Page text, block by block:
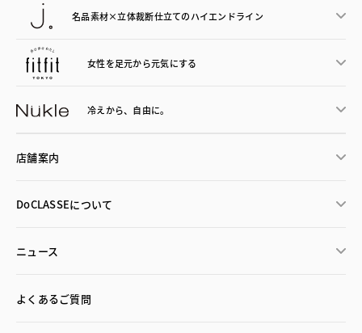
名品素材×立体裁断仕立てのハイエンドライン
女性を足元から元気にする
冷えから、 自由に。
店舗案内
DoCLASSEについて
ニュース
よくあるご質問